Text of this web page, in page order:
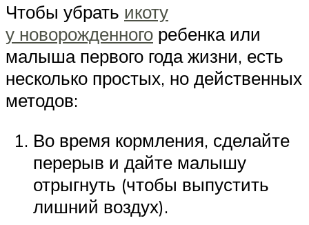
Чтобы убрать икоту
у новорожденного ребенка или
малыша первого года жизни, есть
несколько простых, но действенных
методов:
Во время кормления, сделайте
перерыв и дайте малышу
отрыгнуть (чтобы выпустить
лишний воздух).